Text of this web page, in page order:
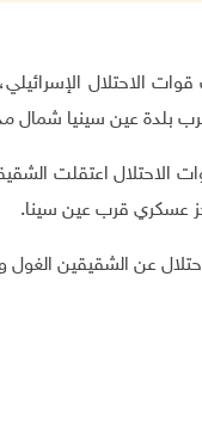
وفا- اعتقلت قوات
عين سينيا شمال
الاحتلال اعتقلت
عسكري قرب عين سينا.
عن الشقيقين الغول